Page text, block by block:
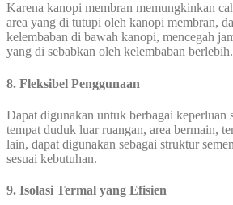
Karena kanopi membran memungkinkan
area yang di tutupi oleh kanopi membran,
kelembaban di bawah kanopi, mencegah
yang di sebabkan oleh kelembaban berlebih.
8. Fleksibel Penggunaan
Dapat digunakan untuk berbagai keperluan
tempat duduk luar ruangan, area bermain,
lain, dapat digunakan sebagai struktur
sesuai kebutuhan.
9. Isolasi Termal yang Efisien